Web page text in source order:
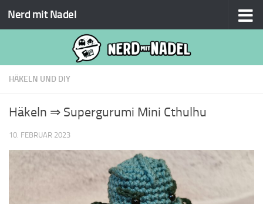
Zum Inhalt springen
Nerd mit Nadel
HÄKELN UND DIY
Häkeln ⇒ Supergurumi Mini Cthulhu
10. FEBRUAR 2023